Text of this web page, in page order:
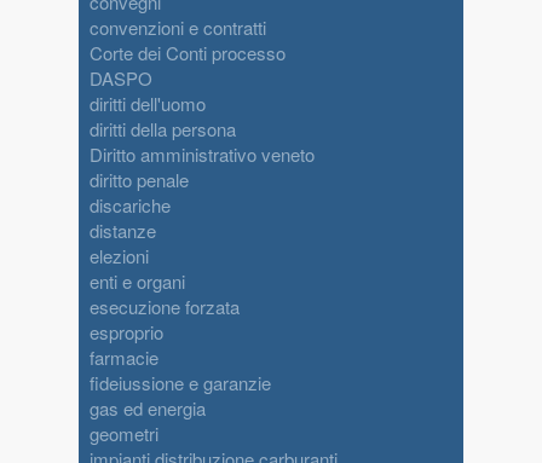
convenzioni e contratti
Corte dei Conti processo
DASPO
diritti dell'uomo
diritti della persona
Diritto amministrativo veneto
diritto penale
discariche
distanze
elezioni
enti e organi
esecuzione forzata
esproprio
farmacie
fideiussione e garanzie
gas ed energia
geometri